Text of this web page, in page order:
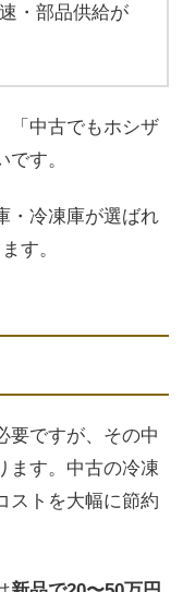
・部品供給が
「中古でもホシザ
す。
・冷凍庫が選ばれ
す。
要ですが、その中
ます。中古の冷凍
ストを大幅に節約